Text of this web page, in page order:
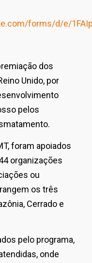
forms/d/e/
dos
Unido, por
pelos
foram apoiados
organizações
ou
os três
Cerrado e
pelo programa,
onde